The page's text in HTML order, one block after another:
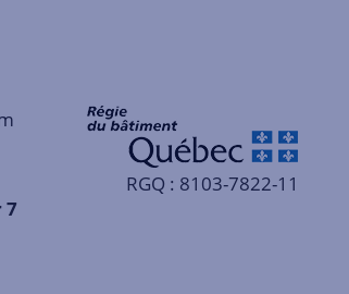
7
RGQ : 8103-7822-11